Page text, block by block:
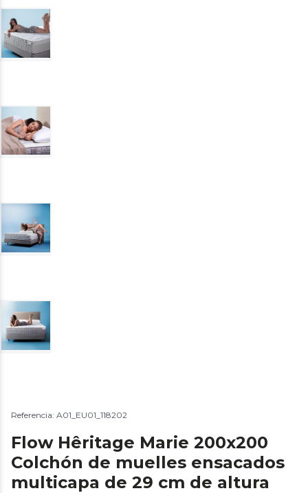
Referencia: A01_EU01_118202
Flow Hêritage Marie 200x200
Colchón de muelles ensacados
multicapa de 29 cm de altura